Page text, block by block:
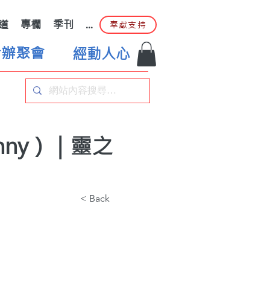
專欄 季刊 ... 奉獻支持
聚會 經動人心
）｜靈之
< Back